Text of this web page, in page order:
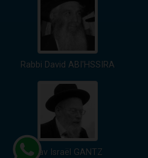
Rabbi David ABI'HSSIRA
Rav Israël GANTZ